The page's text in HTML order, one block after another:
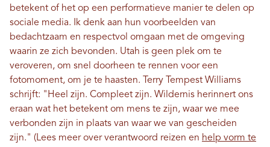
betekent of het op een performatieve manier te delen op
sociale media. Ik denk aan hun voorbeelden van
bedachtzaam en respectvol omgaan met de omgeving
waarin ze zich bevonden. Utah is geen plek om te
veroveren, om snel doorheen te rennen voor een
fotomoment, om je te haasten. Terry Tempest Williams
schrijft: "Heel zijn. Compleet zijn. Wildernis herinnert ons
eraan wat het betekent om mens te zijn, waar we mee
verbonden zijn in plaats van waar we van gescheiden
zijn." (Lees meer over verantwoord reizen en help vorm te